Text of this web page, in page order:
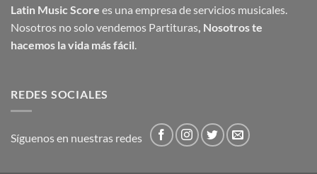
Latin Music Score es una empresa de servicios musicales.
Nosotros no solo vendemos Partituras, Nosotros te
hacemos la vida más fácil.
REDES SOCIALES
Síguenos en nuestras redes